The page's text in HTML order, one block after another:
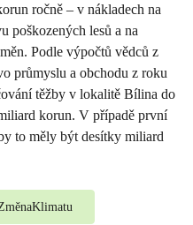
ročně – v nákladech na
poškozených lesů a na
Podle výpočtů vědců z
průmyslu a obchodu z roku
těžby v lokalitě Bílina do
korun. V případě první
to měly být desítky miliard